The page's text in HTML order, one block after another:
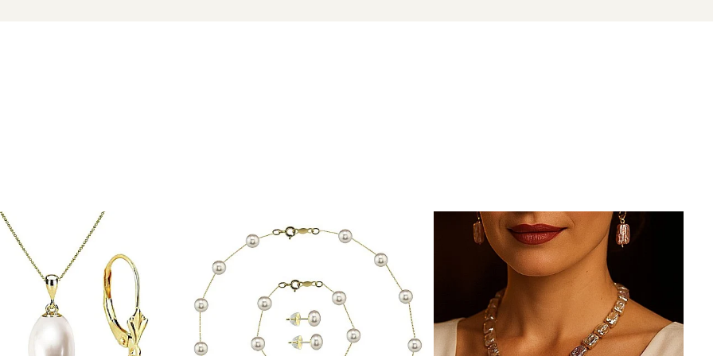
cu marcă înregistrată în 27 de țări. Toate produsele sunt realizate din perle naturale de cultură selectate manual,
perle este însoțită de un certificat de garanție și autenticitate care atestă proveniența naturală a perlelor.
declarație de discreție elegantă – un gest de rafinament și armonie, inspirat din frumusețea japoneză.